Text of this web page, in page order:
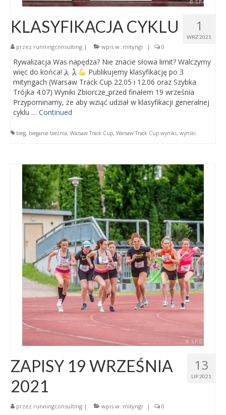
1
WRZ 2021
KLASYFIKACJA CYKLU
przez runningconsulting | wpis w: mityngi | 0
Rywalizacja Was napędza? Nie znacie słowa limit? Walczymy
więc do końca!
Publikujemy klasyfikację po 3
mityngach (Warsaw Track Cup 22.05 i 12.06 oraz Szybka
Trójka 4.07) Wyniki Zbiorcze_przed finałem 19 września
Przypominamy, że aby wziąć udział w klasyfikacji generalnej
cyklu … Continued
bieg, bieganie bieżnia, Warsaw Track Cup, Warsaw Track Cup wyniki, wyniki
13
LIP 2021
ZAPISY 19 WRZEŚNIA
2021
przez runningconsulting | wpis w: mityngi | 0